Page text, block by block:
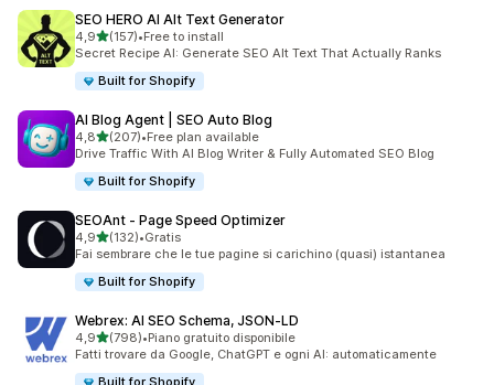
SEO HERO AI Alt Text Generator
4,9stelle su 5
(157)
157 recensioni totali
•Free to install
Secret Recipe AI: Generate SEO Alt Text That Actually Ranks
Built for Shopify
AI Blog Agent | SEO Auto Blog
4,8stelle su 5
(207)
207 recensioni totali
•Free plan available
Drive Traffic With AI Blog Writer & Fully Automated SEO Blog
Built for Shopify
SEOAnt ‑ Page Speed Optimizer
4,9stelle su 5
(132)
132 recensioni totali
•Gratis
Fai sembrare che le tue pagine si carichino (quasi) istantanea
Built for Shopify
Webrex: AI SEO Schema, JSON‑LD
4,9stelle su 5
(798)
798 recensioni totali
•Piano gratuito disponibile
Fatti trovare da Google, ChatGPT e ogni AI: automaticamente